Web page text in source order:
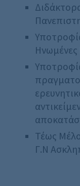
Ηνωμένες
Τέως
Γ.Ν